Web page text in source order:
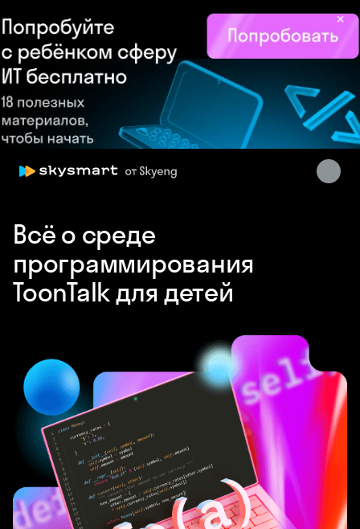
×
Всё о среде
программирования
ToonTalk для детей
Skysmart Chat
online